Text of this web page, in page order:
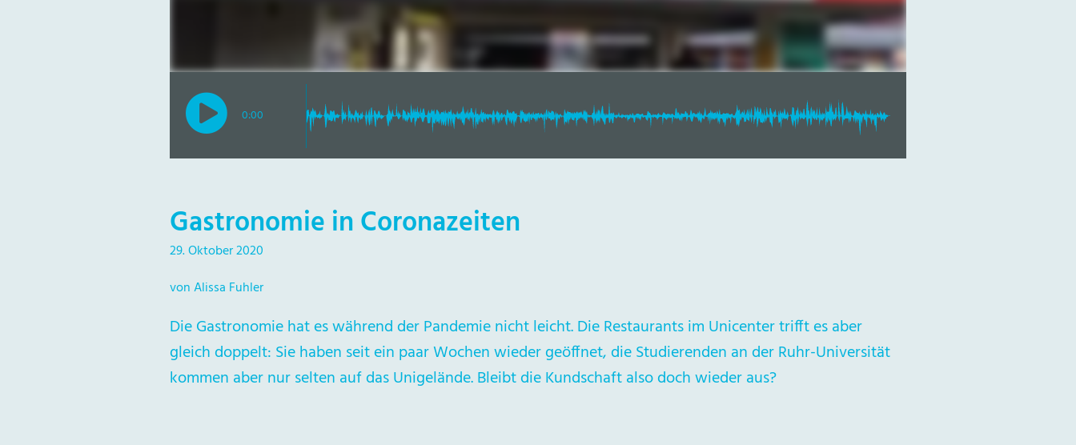
0:00
Gastronomie in Coronazeiten
29. Oktober 2020
von Alissa Fuhler
Die Gastronomie hat es während der Pandemie nicht leicht. Die Restaurants im Unicenter trifft es aber
gleich doppelt: Sie haben seit ein paar Wochen wieder geöffnet, die Studierenden an der Ruhr-Universität
kommen aber nur selten auf das Unigelände. Bleibt die Kundschaft also doch wieder aus?